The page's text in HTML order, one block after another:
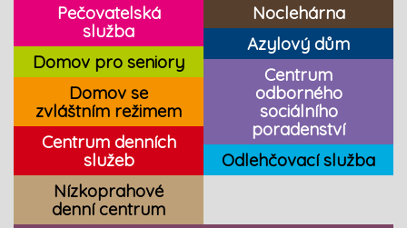
Pečovatelská
služba
Domov pro seniory
Domov se
zvláštním režimem
Centrum denních
služeb
Nízkoprahové
denní centrum
Noclehárna
Azylový dům
Centrum
odborného
sociálního
poradenství
Odlehčovací služba